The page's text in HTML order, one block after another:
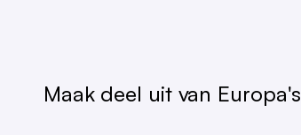
Maak deel uit van